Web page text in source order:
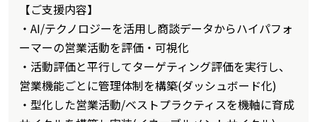
【ご支援内容】
・AI/テクノロジーを活用し商談データからハイパフォ
ーマーの営業活動を評価・可視化
・活動評価と平行してターゲティング評価を実行し、
営業機能ごとに管理体制を構築(ダッシュボード化)
・型化した営業活動/ベストプラクティスを機軸に育成